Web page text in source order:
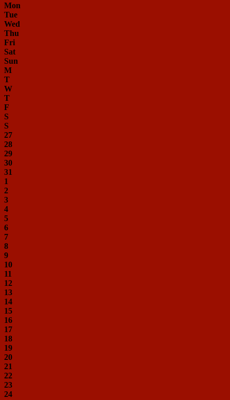
Mon
Tue
Wed
Thu
Fri
Sat
Sun
M
T
W
T
F
S
S
27
28
29
30
31
1
2
3
4
5
6
7
8
9
10
11
12
13
14
15
16
17
18
19
20
21
22
23
24